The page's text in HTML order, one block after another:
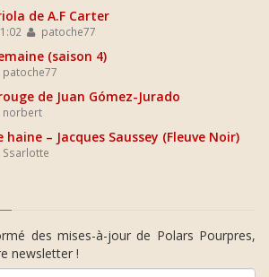
de A.F Carter
patoche77
(saison 4)
patoche77
de Juan Gómez-Jurado
norbert
– Jacques Saussey (Fleuve Noir)
Ssarlotte
des mises-à-jour de Polars Pourpres,
newsletter !